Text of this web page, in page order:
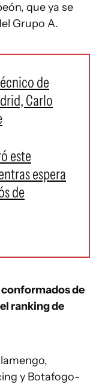
que ya se
Grupo A.
de
Carlo
este
espera
de
de
ranking de
y Botafogo-